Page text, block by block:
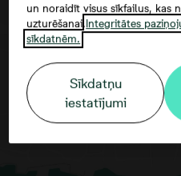
Согласие
un noraidīt visus sīkfailus, kas
uzturēšanai.Integritātes
sīkdatnēm.
Sīkdatņu
iestatījumi